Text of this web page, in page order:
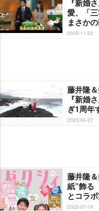
『新婚
愛、「
まさか
2025-11-22
藤井隆
『新婚
ぎ1周年
2023-04-27
藤井隆
紙”飾る
とコラ
2023-07-19